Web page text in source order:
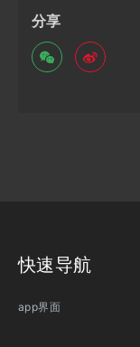
分享
快速导航
app界面